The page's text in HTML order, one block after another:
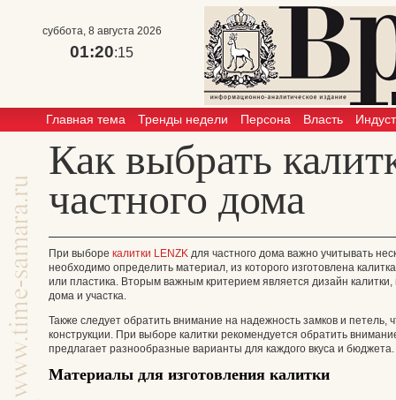
суббота, 8 августа 2026
01:20:15
Главная тема Тренды недели Персона Власть
Как выбрать
частного дома
При выборе калитки LENZK для частного дома важно учитывать
необходимо определить материал, из которого изготовлена
или пластика. Вторым важным критерием является дизайн
дома и участка.
Также следует обратить внимание на надежность замков и петель,
конструкции. При выборе калитки рекомендуется обратить
предлагает разнообразные варианты для каждого вкуса и бюджета.
Материалы для изготовления калитки